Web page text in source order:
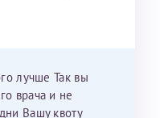
в Питере.
в Калининграде и
лучше Так вы
врача и не
Вашу квоту